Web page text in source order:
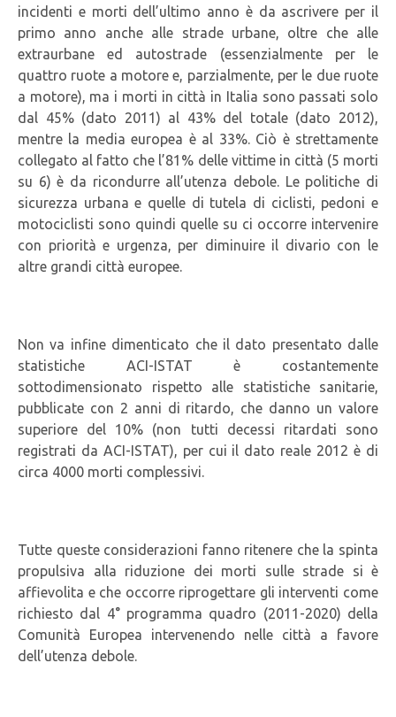
incidenti e morti dell’ultimo anno è da ascrivere per il
primo anno anche alle strade urbane, oltre che alle
extraurbane ed autostrade (essenzialmente per le
quattro ruote a motore e, parzialmente, per le due ruote
a motore), ma i morti in città in Italia sono passati solo
dal 45% (dato 2011) al 43% del totale (dato 2012),
mentre la media europea è al 33%. Ciò è strettamente
collegato al fatto che l’81% delle vittime in città (5 morti
su 6) è da ricondurre all’utenza debole. Le politiche di
sicurezza urbana e quelle di tutela di ciclisti, pedoni e
motociclisti sono quindi quelle su ci occorre intervenire
con priorità e urgenza, per diminuire il divario con le
altre grandi città europee.
Non va infine dimenticato che il dato presentato dalle
statistiche ACI-ISTAT è costantemente
sottodimensionato rispetto alle statistiche sanitarie,
pubblicate con 2 anni di ritardo, che danno un valore
superiore del 10% (non tutti decessi ritardati sono
registrati da ACI-ISTAT), per cui il dato reale 2012 è di
circa 4000 morti complessivi.
Tutte queste considerazioni fanno ritenere che la spinta
propulsiva alla riduzione dei morti sulle strade si è
affievolita e che occorre riprogettare gli interventi come
richiesto dal 4° programma quadro (2011-2020) della
Comunità Europea intervenendo nelle città a favore
dell’utenza debole.